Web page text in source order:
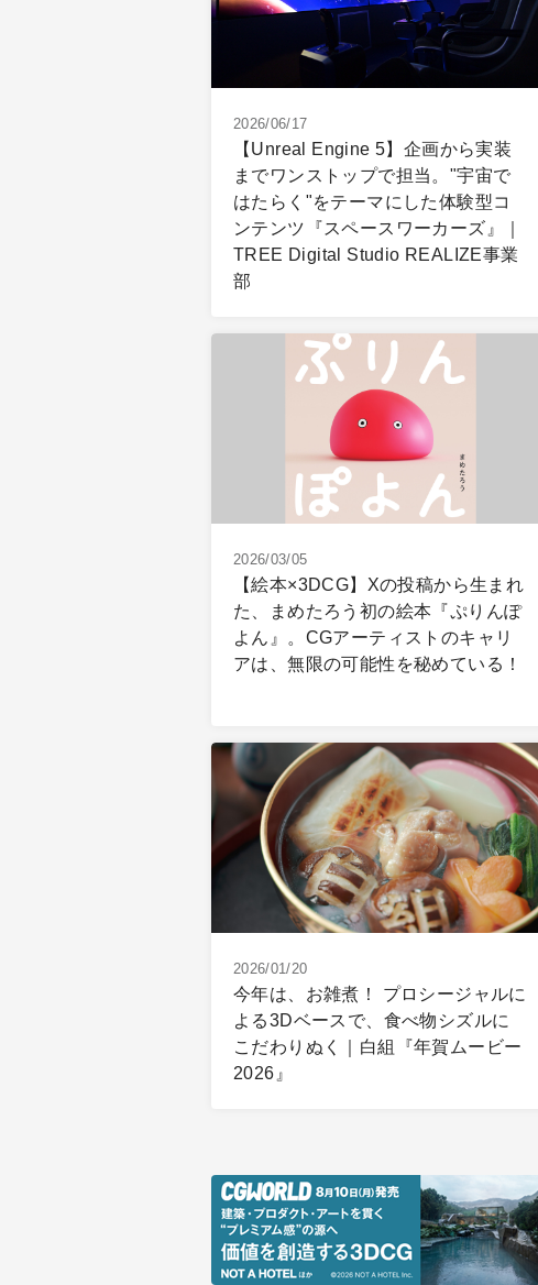
2026/06/17
【Unreal Engine 5】企画から実装
までワンストップで担当。"宇宙で
はたらく"をテーマにした体験型コ
ンテンツ『スペースワーカーズ』｜
TREE Digital Studio REALIZE事業
部
2026/03/05
【絵本×3DCG】Xの投稿から生まれ
た、まめたろう初の絵本『ぷりんぽ
よん』。CGアーティストのキャリ
アは、無限の可能性を秘めている！
2026/01/20
今年は、お雑煮！ プロシージャルに
よる3Dベースで、食べ物シズルに
こだわりぬく｜白組『年賀ムービー
2026』